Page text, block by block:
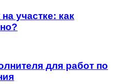
участке: как
для работ по